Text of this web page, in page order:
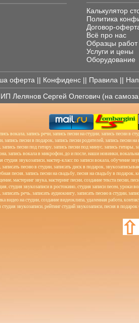
Калькулятор
Политика
Договор-
Всё про нас
Образцы работ
Услуги и цены
Оборудование
оферта || Конфиденс || Правила ||
ИП Лелянов Сергей Олегович (на
вокала, запись речи, запись песни на студии, запись песни в
запись песни в подарок, запись песни родителей, запись
песни под гитару, запись песни под минус, запись
запись вокала в микрофон, до и после, наши новинки,
студия звукозаписи, мастер-класс по записи вокала, обучение
песню в студии, записать диск в подарок,
песня, запись песни на свадьбу, песня на свадьбу в
мастеринг звука, мастеринг песни, создание текста песни,
студия звукозаписи в ростокино, студия записи песен,
речь, записать аудиокнигу, записать песню в студии,
видео на студии, создание видеоклипа, удаленная работа,
звукозаписи, рейтинг студий звукозаписи, песня в